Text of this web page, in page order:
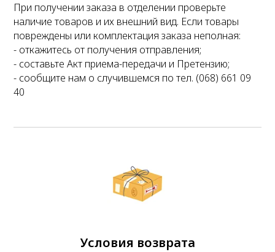
При получении заказа в отделении проверьте
наличие товаров и их внешний вид. Если товары
повреждены или комплектация заказа неполная:
- откажитесь от получения отправления;
- составьте Акт приема-передачи и Претензию;
- сообщите нам о случившемся по тел. (068) 661 09
40
Условия возврата